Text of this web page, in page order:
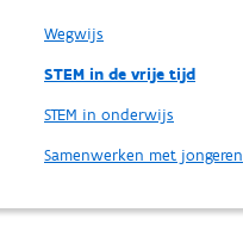
Wegwijs
STEM in de vrije tijd
STEM in onderwijs
Samenwerken met jongeren